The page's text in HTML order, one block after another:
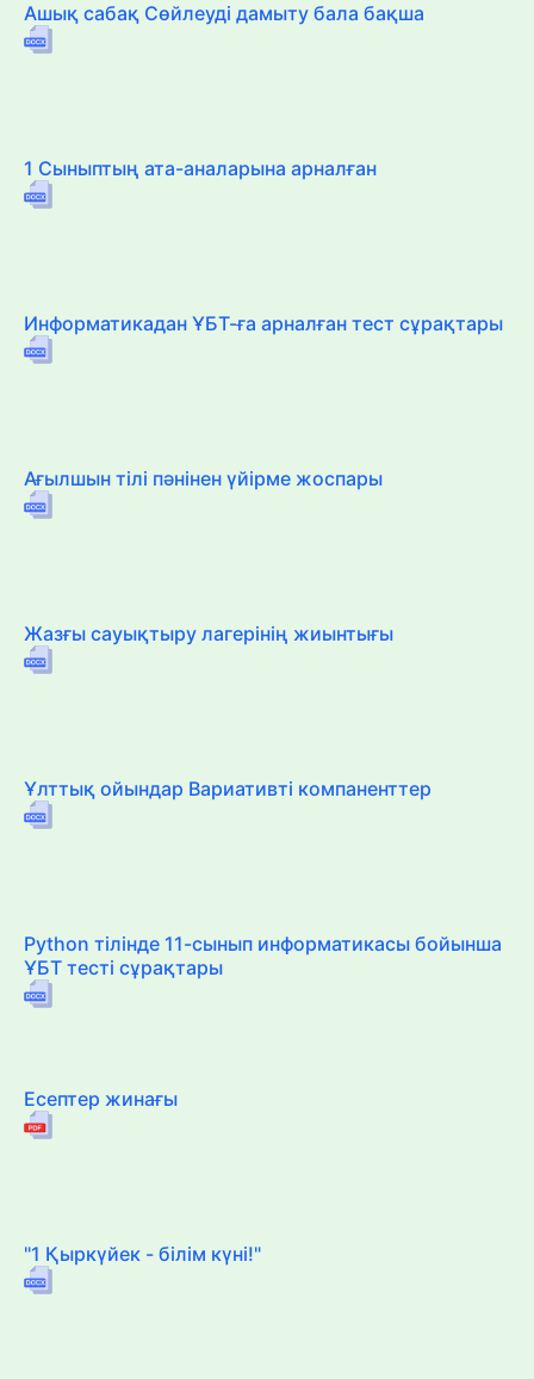
Ашық сабақ Сөйлеуді дамыту бала бақша
1 Сыныптың ата-аналарына арналған
Информатикадан ҰБТ-ға арналған тест сұрақтары
Ағылшын тілі пәнінен үйірме жоспары
Жазғы сауықтыру лагерінің жиынтығы
Ұлттық ойындар Вариативті компаненттер
Python тілінде 11-сынып информатикасы бойынша
ҰБТ тесті сұрақтары
Есептер жинағы
"1 Қыркүйек - білім күні!"